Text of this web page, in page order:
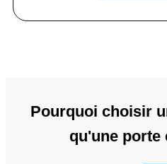
Pourquoi choisir
qu'une porte